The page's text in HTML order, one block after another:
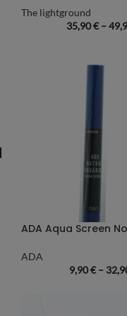
The lightground
35,90€–
ADA Aqua Screen
ADA
9,90€–